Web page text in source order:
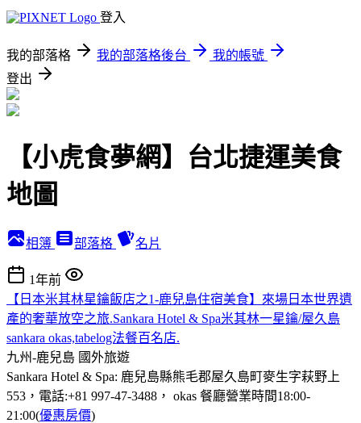
登入
我的部落格 我的部落格後台
我的帳號
登出
【小虎食夢網】台北捷運美食
地圖
相簿 部落格 名片
1年前
【日本米其林星鑰飯店之1-鹿兒島住宿美食】來場日本世界遺
產的奢華放空之旅.Sankara Hotel & Spa米其林一星鑰/屋久島
sankara okas,tabelog法餐百名店.
九州-鹿兒島 國外旅遊
Sankara Hotel & Spa: 鹿兒島縣熊毛郡屋久島町麥生字萩野上
553，電話:+81 997-47-3488， okas 餐廳營業時間18:00-
21:00(優惠房價)